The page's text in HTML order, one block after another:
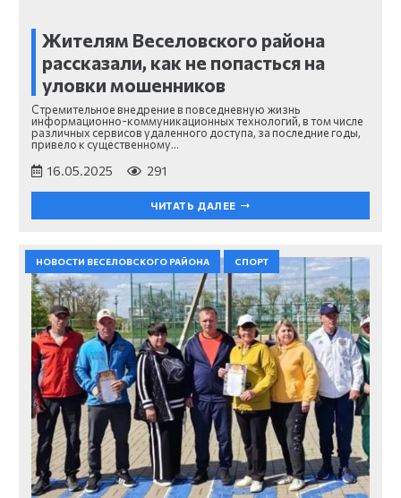
Жителям Веселовского района
рассказали, как не попасться на
уловки мошенников
Стремительное внедрение в повседневную жизнь
информационно-коммуникационных технологий, в том числе
различных сервисов удаленного доступа, за последние годы,
привело к существенному…
16.05.2025 291
ЧИТАТЬ ДАЛЕЕ
НОВОСТИ ВЕСЕЛОВСКОГО РАЙОНА СПОРТ